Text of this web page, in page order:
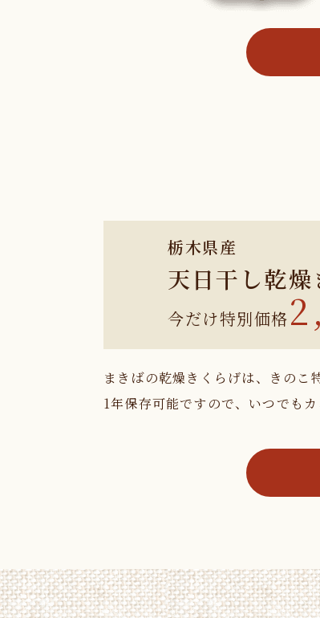
栃木県産
天日干し乾燥
今だけ特別価格
まきばの乾燥きくらげは、きのこ
1年保存可能ですので、いつでも